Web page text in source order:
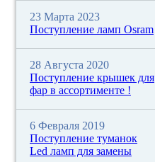
23 Марта 2023
Поступление ламп Osram
28 Августа 2020
Поступление крышек для
фар в ассортименте !
6 Февраля 2019
Поступление туманок
Led ламп для замены